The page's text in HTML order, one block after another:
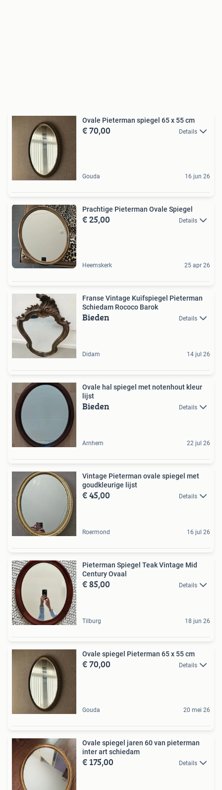
Ovale Pieterman spiegel 65 x 55 cm
€ 70,00 Details
Gouda 16 jun 26
Prachtige Pieterman Ovale Spiegel
€ 25,00 Details
Heemskerk 25 apr 26
Franse Vintage Kuifspiegel Pieterman
Schiedam Rococo Barok
Bieden Details
Didam 14 jul 26
Ovale hal spiegel met notenhout kleur
lijst
Bieden Details
Arnhem 22 jul 26
Vintage Pieterman ovale spiegel met
goudkleurige lijst
€ 45,00 Details
Roermond 16 jul 26
Pieterman Spiegel Teak Vintage Mid
Century Ovaal
€ 85,00 Details
Tilburg 18 jun 26
Ovale spiegel Pieterman 65 x 55 cm
€ 70,00 Details
Gouda 20 mei 26
Ovale spiegel jaren 60 van pieterman
inter art schiedam
€ 175,00 Details